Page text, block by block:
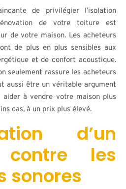
de privilégier l’isolation
de votre toiture est
de votre maison. Les acheteurs
de plus en plus sensibles aux
et de confort acoustique.
seulement rassure les acheteurs
aussi être un véritable argument
à vendre votre maison plus
cas, à un prix plus élevé.
d’un
contre les
sonores